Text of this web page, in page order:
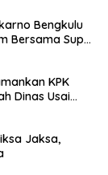
Bengkulu
Bersama Super
KPK
Dinas Usai
Jaksa,